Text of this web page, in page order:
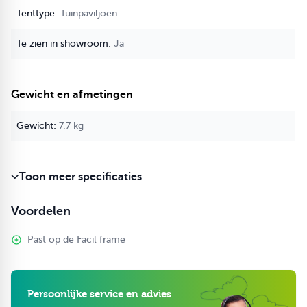
Tuinpaviljoen
Ja
Gewicht en afmetingen
7.7 kg
Toon meer specificaties
Voordelen
Past op de Facil frame
Persoonlijke service en advies